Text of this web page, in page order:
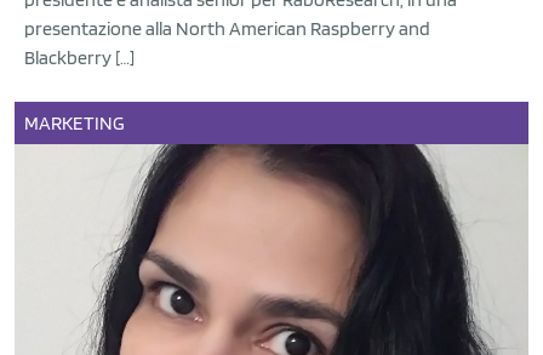
presentazione alla North American Raspberry and
Blackberry […]
MARKETING